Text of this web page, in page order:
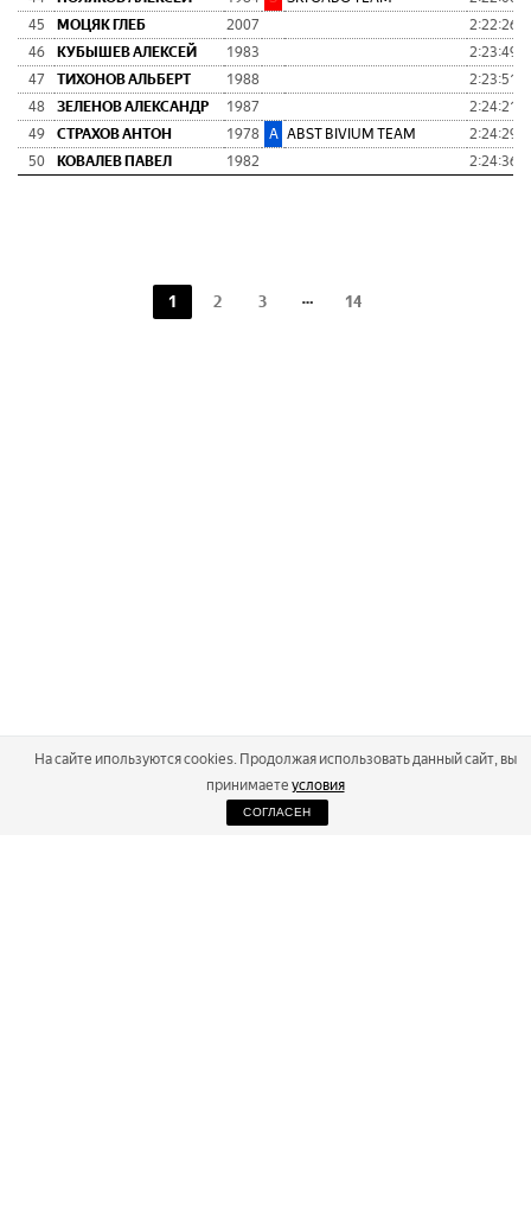
45
МОЦЯК ГЛЕБ 2007 2:22:26
46
КУБЫШЕВ АЛЕКСЕЙ 1983 2:23:49
47
ТИХОНОВ АЛЬБЕРТ 1988 2:23:51
48
ЗЕЛЕНОВ АЛЕКСАНДР 1987 2:24:21
49
СТРАХОВ АНТОН 1978 A ABST BIVIUM TEAM 2:24:29
50
КОВАЛЕВ ПАВЕЛ 1982 2:24:36
1 2 3 14
2026
На сайте ипользуются cookies. Продолжая использовать данный сайт, вы
принимаете условия
СОГЛАСЕН